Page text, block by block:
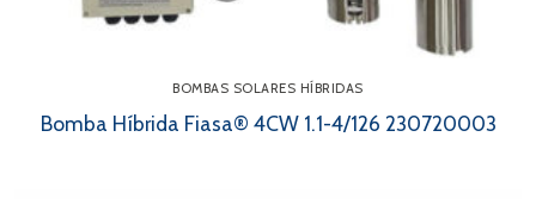
BOMBAS SOLARES HÍBRIDAS
Bomba Híbrida Fiasa® 4CW 1.1-4/126 230720003